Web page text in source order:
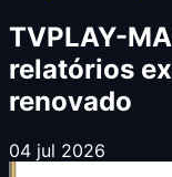
TVPLAY-
relatórios
renovado
04 jul 2026